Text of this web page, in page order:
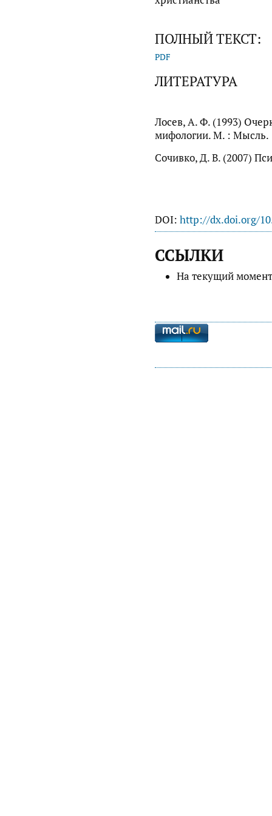
ПОЛНЫЙ ТЕКСТ:
PDF
ЛИТЕРАТУРА
Лосев, А. Ф. (1993)
мифологии. М. : Мысль.
Сочивко, Д. В. (2007)
DOI: http://dx.doi.org/
ССЫЛКИ
На текущий